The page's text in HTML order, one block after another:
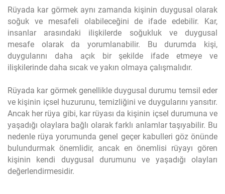
Rüyada kar görmek aynı zamanda kişinin duygusal olarak
soğuk ve mesafeli olabileceğini de ifade edebilir. Kar,
insanlar arasındaki ilişkilerde soğukluk ve duygusal
mesafe olarak da yorumlanabilir. Bu durumda kişi,
duygularını daha açık bir şekilde ifade etmeye ve
ilişkilerinde daha sıcak ve yakın olmaya çalışmalıdır.
Rüyada kar görmek genellikle duygusal durumu temsil eder
ve kişinin içsel huzurunu, temizliğini ve duygularını yansıtır.
Ancak her rüya gibi, kar rüyası da kişinin içsel durumuna ve
yaşadığı olaylara bağlı olarak farklı anlamlar taşıyabilir. Bu
nedenle rüya yorumunda genel geçer kabulleri göz önünde
bulundurmak önemlidir, ancak en önemlisi rüyayı gören
kişinin kendi duygusal durumunu ve yaşadığı olayları
değerlendirmesidir.